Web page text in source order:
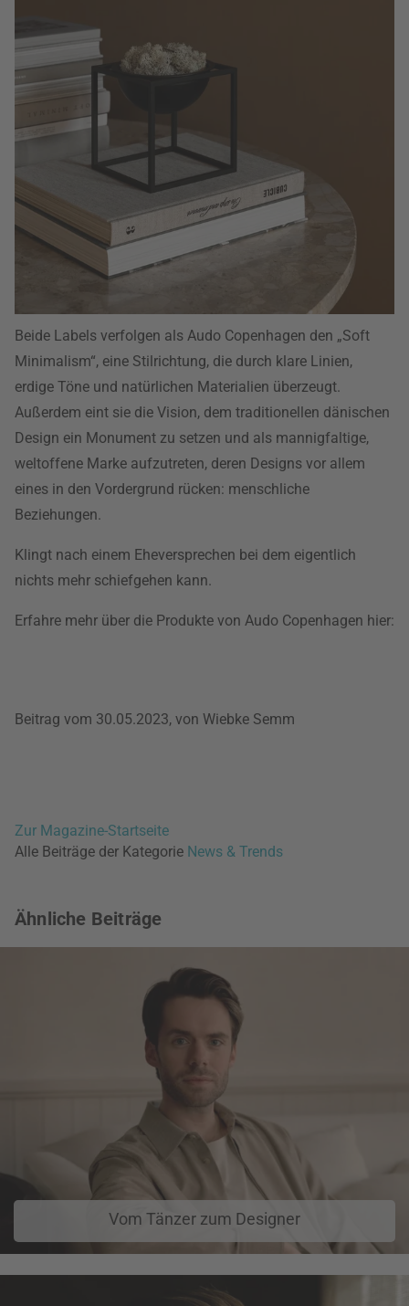
Beide Labels verfolgen als Audo Copenhagen den „Soft
Minimalism“, eine Stilrichtung, die durch klare Linien,
erdige Töne und natürlichen Materialien überzeugt.
Außerdem eint sie die Vision, dem traditionellen dänischen
Design ein Monument zu setzen und als mannigfaltige,
weltoffene Marke aufzutreten, deren Designs vor allem
eines in den Vordergrund rücken: menschliche
Beziehungen.
Klingt nach einem Eheversprechen bei dem eigentlich
nichts mehr schiefgehen kann.
Erfahre mehr über die Produkte von Audo Copenhagen hier:
Beitrag vom 30.05.2023, von Wiebke Semm
Zur Magazine-Startseite
Alle Beiträge der Kategorie News & Trends
Ähnliche Beiträge
Vom Tänzer zum Designer